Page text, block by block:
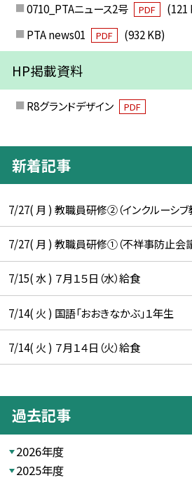
0710_PTAニュース2号 PDF
(121
PTA news01
PDF (932 KB)
HP掲載資料
R8グランドデザイン PDF
新着記事
7/27( 月 ) 教職員研修②（インクルーシブ
7/27( 月 ) 教職員研修①（不祥事防止会議
7/15( 水 ) ７月１５日（水）給食
7/14( 火 ) 国語「おおきなかぶ」１年生
7/14( 火 ) ７月１４日（火）給食
過去記事
2026年度
2025年度